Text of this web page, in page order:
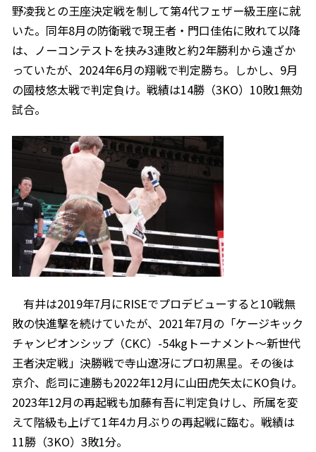
野凌我との王座決定戦を制して第4代フェザー級王座に就
いた。同年8月の防衛戦で現王者・門口佳佑に敗れて以降
は、ノーコンテストを挟み3連敗と約2年勝利から遠ざか
っていたが、2024年6月の翔戦で判定勝ち。しかし、9月
の國枝悠太戦で判定負け。戦績は14勝（3KO）10敗1無効
試合。
有井は2019年7月にRISEでプロデビューすると10戦無
敗の快進撃を続けていたが、2021年7月の「ケージキック
チャンピオンシップ（CKC）-54kgトーナメント～新世代
王者決定戦」決勝戦で寺山遼冴にプロ初黒星。その後は
京介、彪司に連勝も2022年12月に山田虎矢太にKO負け。
2023年12月の再起戦も加藤有吾に判定負けし、所属を変
えて階級も上げて1年4カ月ぶりの再起戦に臨む。戦績は
11勝（3KO）3敗1分。